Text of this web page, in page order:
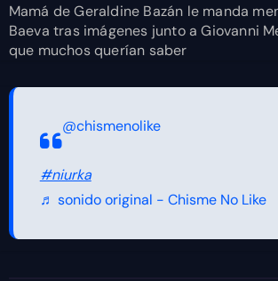
Mamá de Geraldine Bazán le manda
Baeva tras imágenes junto a Giovanni
que muchos querían saber
@chismenolike
#niurka
♬ sonido original - Chisme No Like